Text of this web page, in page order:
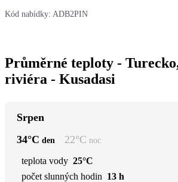
Kód nabídky: ADB2PIN
Průměrné teploty -
riviéra - Kusadasi
Srpen
34°C den 22°C noc
teplota vody 25°C
počet slunných hodin 13 h